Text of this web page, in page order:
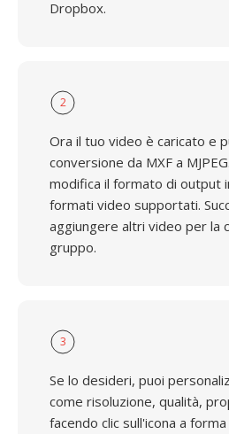
Dropbox.
2
Ora il tuo video è caricato e
conversione da MXF a
modifica il formato di output
formati video supportati.
aggiungere altri video per la
gruppo.
3
Se lo desideri, puoi
come risoluzione, qualità,
facendo clic sull'icona a